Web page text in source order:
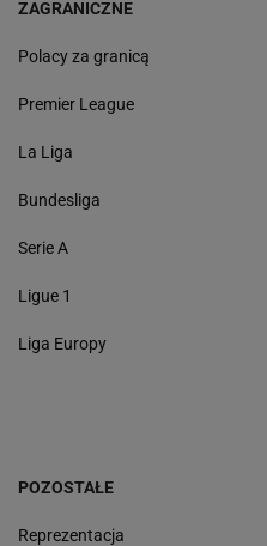
ZAGRANICZNE
Polacy za granicą
Premier League
La Liga
Bundesliga
Serie A
Ligue 1
Liga Europy
POZOSTAŁE
Reprezentacja